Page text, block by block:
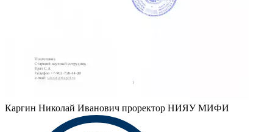
Каргин Николай Иванович проректор НИЯУ МИФИ